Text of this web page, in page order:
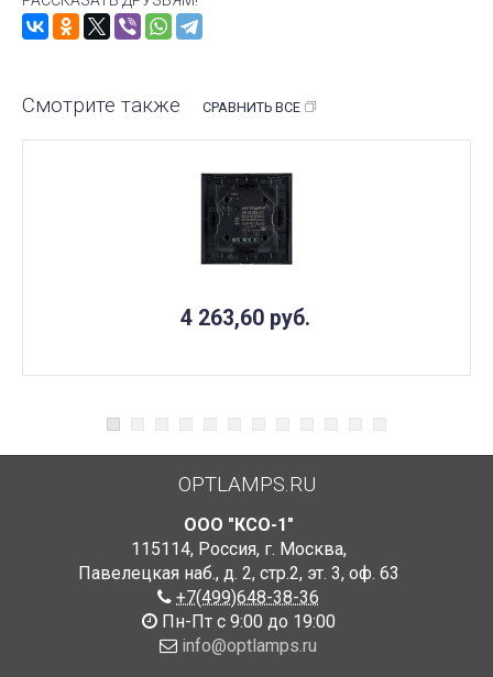
Смотрите также СРАВНИТЬ ВСЕ
4 263,60 руб.
OPTLAMPS.RU
ООО "КСО-1"
115114, Россия, г. Москва,
Павелецкая наб., д. 2, стр.2, эт. 3, оф. 63
+7(499)648-38-36
Пн-Пт с 9:00 до 19:00
info@optlamps.ru